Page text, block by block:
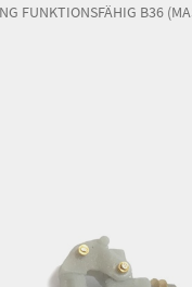
FUNKTIONSFÄHIG B36